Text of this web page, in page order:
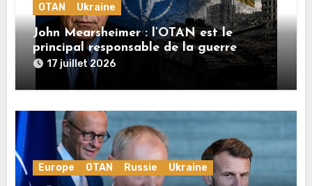
OTAN Ukraine
John Mearsheimer : l’OTAN est le
principal responsable de la guerre
en Ukraine
17 juillet 2026
Europe OTAN Russie Ukraine